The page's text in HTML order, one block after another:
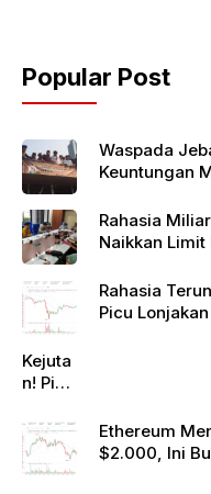
Popular Post
Waspada
Keuntungan
Rahasia
Naikkan
Rahasia
Picu
Kejuta
n! Pi
rk
Gande
ng
Ethereum
$2.000, Ini